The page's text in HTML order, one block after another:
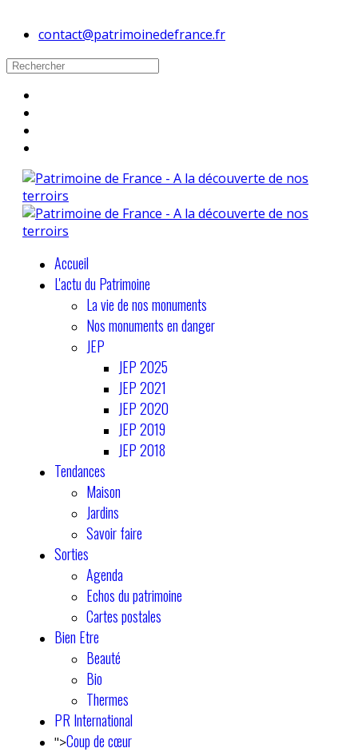
contact@patrimoinedefrance.fr
Accueil
L'actu du Patrimoine
La vie de nos monuments
Nos monuments en danger
JEP
JEP 2025
JEP 2021
JEP 2020
JEP 2019
JEP 2018
Tendances
Maison
Jardins
Savoir faire
Sorties
Agenda
Echos du patrimoine
Cartes postales
Bien Etre
Beauté
Bio
Thermes
PR International
">Coup de cœur